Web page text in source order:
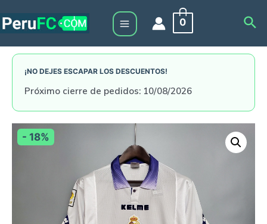
to
Main
Menu
0
¡NO DEJES ESCAPAR LOS DESCUENTOS!
Próximo cierre de pedidos: 10/08/2026
- 18%